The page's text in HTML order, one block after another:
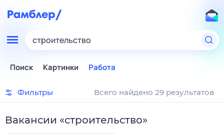
строительство
Поиск Картинки Работа
Фильтры Всего найдено 29 результатов
Вакансии «строительство»